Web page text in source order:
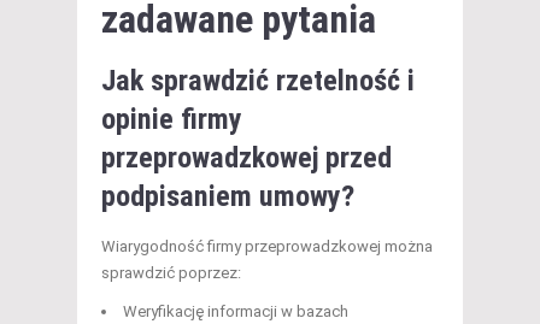
zadawane pytania
Jak sprawdzić rzetelność i
opinie firmy
przeprowadzkowej przed
podpisaniem umowy?
Wiarygodność firmy przeprowadzkowej można
sprawdzić poprzez:
Weryfikację informacji w bazach